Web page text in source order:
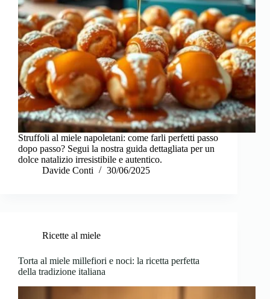
Struffoli al miele napoletani: come farli perfetti passo
dopo passo? Segui la nostra guida dettagliata per un
dolce natalizio irresistibile e autentico.
Davide Conti
30/06/2025
Ricette al miele
Torta al miele millefiori e noci: la ricetta perfetta
della tradizione italiana